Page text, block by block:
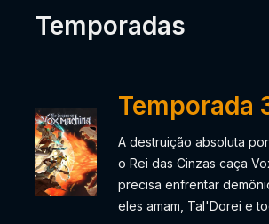
Temporadas
Temporada
A destruição absoluta
o Rei das Cinzas caça
precisa enfrentar
eles amam, Tal'Dorei e